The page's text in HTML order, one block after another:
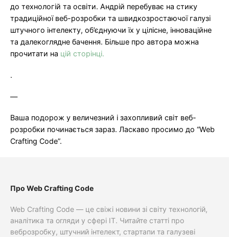
до технологій та освіти. Андрій перебуває на стику
традиційної веб-розробки та швидкозростаючої галузі
штучного інтелекту, об’єднуючи їх у цілісне, інноваційне
та далекоглядне бачення. Більше про автора можна
прочитати на цій сторінці.
.
—
Ваша подорож у величезний і захопливий світ веб-
розробки починається зараз. Ласкаво просимо до “Web
Crafting Code”.
Про Web Crafting Code
Web Crafting Code — це свіжі новини зі світу технологій,
аналітика та огляди у сфері IT. Читайте статті про
веброзробку, штучний інтелект, стартапи та галузеві